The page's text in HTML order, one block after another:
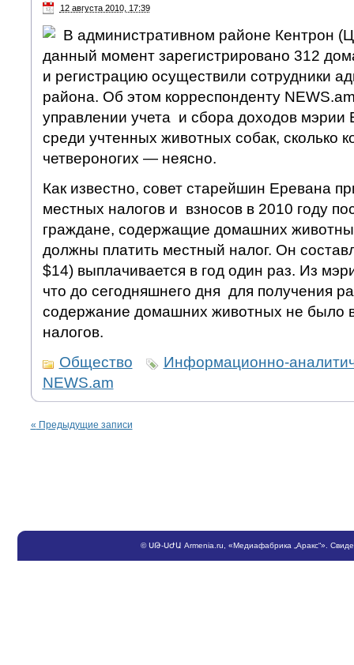
12 августа 2010, 17:39
В административном районе Кентрон
данный момент зарегистрировано 312
и регистрацию осуществили сотрудники
района. Об этом корреспонденту
управлении учета и сбора доходов мэрии
среди учтенных животных собак, сколько
четвероногих — неясно.
Как известно, совет старейшин Еревана
местных налогов и взносов в 2010 году
граждане, содержащие домашних
должны платить местный налог. Он
$14) выплачивается в год один раз. Из
что до сегодняшнего дня для получения
содержание домашних животных не было
налогов.
Общество
Информационно-
NEWS.am
« Предыдущие записи
©ՍԹ-ՍԺԱ Armenia.ru , «Медиафабрика „Аракс“».